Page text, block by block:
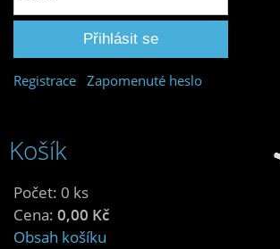
Registrace Zapomenuté heslo
Košík
Počet: 0 ks
Cena: 0,00 Kč
Obsah košíku